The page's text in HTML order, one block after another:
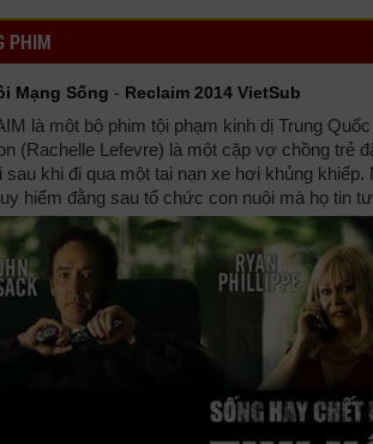
PHIM
Mạng Sống - Reclaim 2014 VietSub
là một bộ phim tội phạm kinh dị Trung
(Rachelle Lefevre) là một cặp vợ chồng trẻ
sau khi đi qua một tai nạn xe hơi khủng
hiểm đằng sau tổ chức con nuôi mà họ tin